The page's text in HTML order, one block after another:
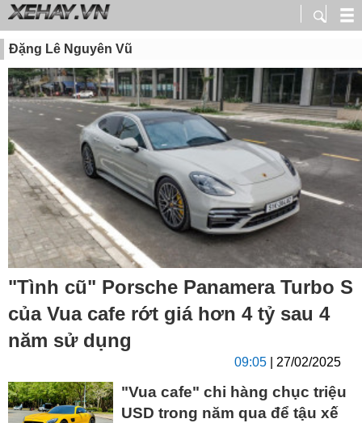
Đặng Lê Nguyên Vũ
"Tình cũ" Porsche Panamera Turbo S
của Vua cafe rớt giá hơn 4 tỷ sau 4
năm sử dụng
09:05 | 27/02/2025
"Vua cafe" chi hàng chục triệu
USD trong năm qua để tậu xế